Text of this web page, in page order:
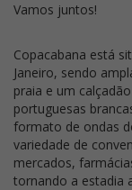
Vamos juntos!
Copacabana está
Janeiro, sendo
praia e um
portuguesas
formato de ondas
variedade de
mercados,
tornando a estadia